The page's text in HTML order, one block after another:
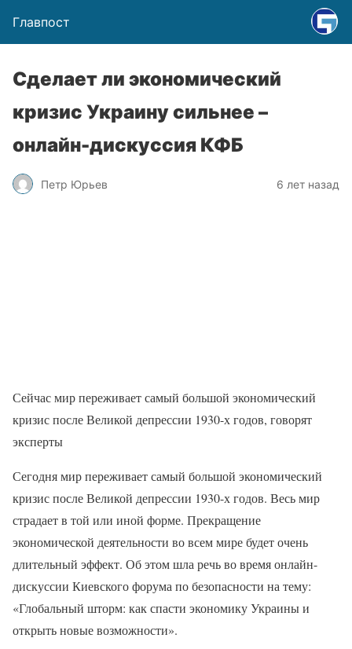
Главпост
Сделает ли экономический
кризис Украину сильнее –
онлайн-дискуссия КФБ
Петр Юрьев 6 лет назад
Сейчас мир переживает самый большой экономический
кризис после Великой депрессии 1930-х годов, говорят
эксперты
Сегодня мир переживает самый большой экономический
кризис после Великой депрессии 1930-х годов. Весь мир
страдает в той или иной форме. Прекращение
экономической деятельности во всем мире будет очень
длительный эффект. Об этом шла речь во время онлайн-
дискуссии Киевского форума по безопасности на тему:
«Глобальный шторм: как спасти экономику Украины и
открыть новые возможности».